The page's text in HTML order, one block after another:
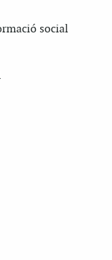
social